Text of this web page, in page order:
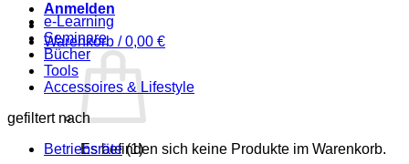
Anmelden
Warenkorb /0,00 €
Es befinden sich keine Produkte im Warenkorb.
e-Learning
Seminare
Bücher
Tools
Accessoires & Lifestyle
gefiltert nach
Betriebsräte (1)